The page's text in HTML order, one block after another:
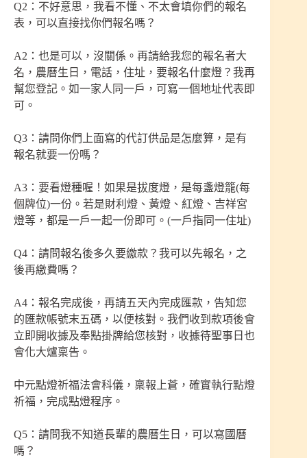
Q2：不好意思，我看不懂、不太會填你們的報名
表，可以直接找你們報名嗎？
A2：也是可以，沒關係。再請給我您的報名者大
名，農曆生日，電話，住址，要報名什麼燈？我再
幫您登記。如一家人同一戶，可寫一個地址代表即
可。
Q3：請問你們上面寫的代訂供品是怎麼算，是有
報名就要一份嗎？
A3：要看燈種喔！如果是拔度燈，是每盞燈籠(每
個牌位)一份。若是財利燈、黃燈、紅燈、吉祥宮
燈等，都是一戶一起一份即可。(一戶指同一住址)
Q4：請問報名後多久要繳款？我可以先報名，之
後再繳費嗎？
A4：報名完成後，再請五天內完成匯款，告知您
的匯款帳號末五碼，以便核對。我們收到款項後會
立即開收據及奉點掛牌給您核對，收據待聖事日也
會化大爐稟告。
中元點燈祈福法會科儀，稟報上蒼，確實執行點燈
祈福，完成點燈程序。
Q5：請問我不知道長輩的農曆生日，可以寫國曆
嗎？